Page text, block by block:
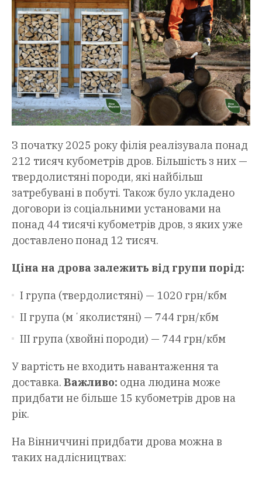
З початку 2025 року філія реалізувала понад
212 тисяч кубометрів дров. Більшість з них —
твердолистяні породи, які найбільш
затребувані в побуті. Також було укладено
договори із соціальними установами на
понад 44 тисячі кубометрів дров, з яких уже
доставлено понад 12 тисяч.
Ціна на дрова залежить від групи порід:
І група (твердолистяні) — 1020 грн/кбм
ІІ група (мʼяколистяні) — 744 грн/кбм
ІІІ група (хвойні породи) — 744 грн/кбм
У вартість не входить навантаження та
доставка. Важливо: одна людина може
придбати не більше 15 кубометрів дров на
рік.
На Вінниччині придбати дрова можна в
таких надлісництвах: